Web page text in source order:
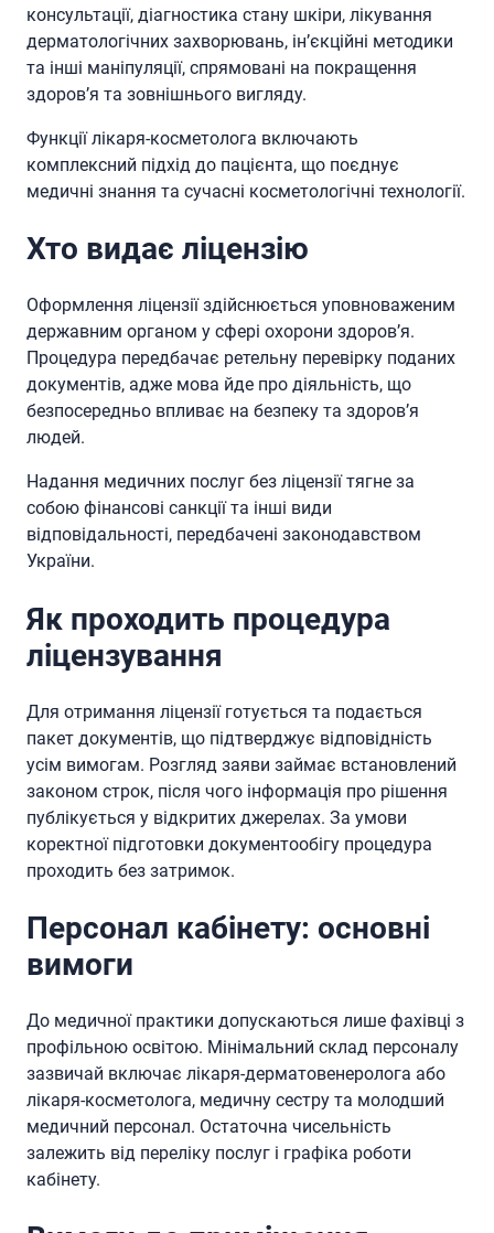
консультації, діагностика стану шкіри, лікування
дерматологічних захворювань, ін’єкційні методики
та інші маніпуляції, спрямовані на покращення
здоров’я та зовнішнього вигляду.
Функції лікаря-косметолога включають
комплексний підхід до пацієнта, що поєднує
медичні знання та сучасні косметологічні технології.
Хто видає ліцензію
Оформлення ліцензії здійснюється уповноваженим
державним органом у сфері охорони здоров’я.
Процедура передбачає ретельну перевірку поданих
документів, адже мова йде про діяльність, що
безпосередньо впливає на безпеку та здоров’я
людей.
Надання медичних послуг без ліцензії тягне за
собою фінансові санкції та інші види
відповідальності, передбачені законодавством
України.
Як проходить процедура
ліцензування
Для отримання ліцензії готується та подається
пакет документів, що підтверджує відповідність
усім вимогам. Розгляд заяви займає встановлений
законом строк, після чого інформація про рішення
публікується у відкритих джерелах. За умови
коректної підготовки документообігу процедура
проходить без затримок.
Персонал кабінету: основні
вимоги
До медичної практики допускаються лише фахівці з
профільною освітою. Мінімальний склад персоналу
зазвичай включає лікаря-дерматовенеролога або
лікаря-косметолога, медичну сестру та молодший
медичний персонал. Остаточна чисельність
залежить від переліку послуг і графіка роботи
кабінету.